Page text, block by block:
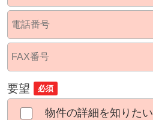
要望 必須
物件の詳細を知りたい